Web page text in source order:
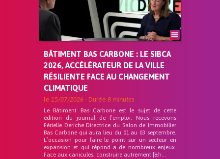
BÂTIMENT BAS CARBONE : LE SIBCA
2026, ACCÉLÉRATEUR DE LA VILLE
RÉSILIENTE FACE AU CHANGEMENT
CLIMATIQUE
le 15/07/2026 - Durée 8 minutes
Le Bâtiment Bas Carbone est le sujet de cette
édition du journal de l’emploi. Nous recevons
Férielle Deriche Directrice du Salon de Immobilier
Bas Carbone qui aura lieu du 01 au 03 septembre.
L’occasion pour faire le point sur un secteur en
expansion et qui répond a de nombreux enjeux.
Face aux canicules, construire autrement [&h...